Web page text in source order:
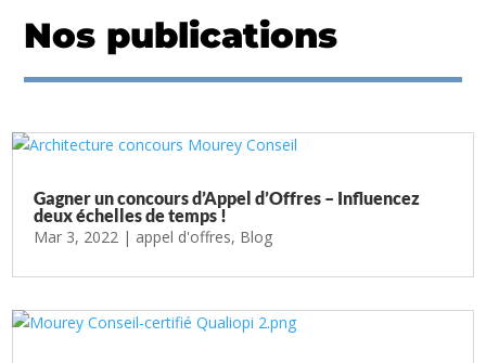
Nos publications
Gagner un concours d’Appel d’Offres – Influencez
deux échelles de temps !
Mar 3, 2022 | appel d'offres, Blog